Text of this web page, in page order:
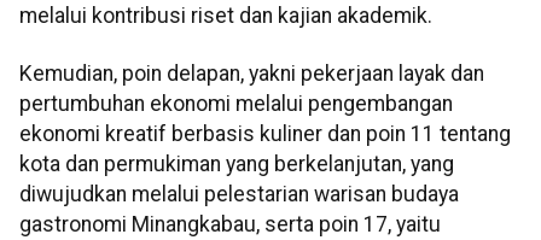
melalui kontribusi riset dan kajian akademik.
Kemudian, poin delapan, yakni pekerjaan layak dan
pertumbuhan ekonomi melalui pengembangan
ekonomi kreatif berbasis kuliner dan poin 11 tentang
kota dan permukiman yang berkelanjutan, yang
diwujudkan melalui pelestarian warisan budaya
gastronomi Minangkabau, serta poin 17, yaitu